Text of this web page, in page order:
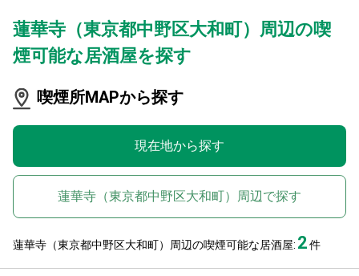
蓮華寺（東京都中野区大和町）周辺の喫
煙可能な居酒屋を探す
喫煙所MAPから探す
現在地から探す
蓮華寺（東京都中野区大和町）周辺で探す
蓮華寺（東京都中野区大和町）周辺の喫煙可能な居酒屋: 2件